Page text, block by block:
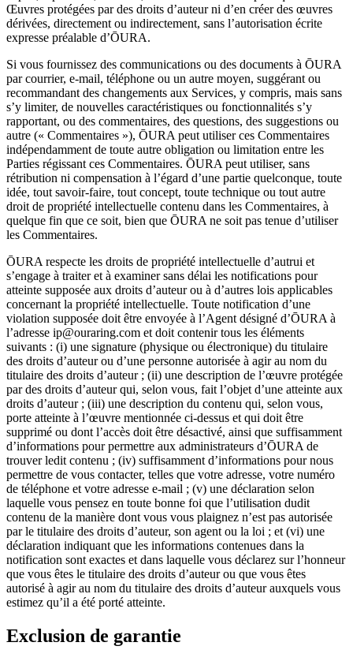
Œuvres protégées par des droits d’auteur ni d’en créer des œuvres
dérivées, directement ou indirectement, sans l’autorisation écrite
expresse préalable d’ŌURA.
Si vous fournissez des communications ou des documents à ŌURA
par courrier, e-mail, téléphone ou un autre moyen, suggérant ou
recommandant des changements aux Services, y compris, mais sans
s’y limiter, de nouvelles caractéristiques ou fonctionnalités s’y
rapportant, ou des commentaires, des questions, des suggestions ou
autre (« Commentaires »), ŌURA peut utiliser ces Commentaires
indépendamment de toute autre obligation ou limitation entre les
Parties régissant ces Commentaires. ŌURA peut utiliser, sans
rétribution ni compensation à l’égard d’une partie quelconque, toute
idée, tout savoir-faire, tout concept, toute technique ou tout autre
droit de propriété intellectuelle contenu dans les Commentaires, à
quelque fin que ce soit, bien que ŌURA ne soit pas tenue d’utiliser
les Commentaires.
ŌURA respecte les droits de propriété intellectuelle d’autrui et
s’engage à traiter et à examiner sans délai les notifications pour
atteinte supposée aux droits d’auteur ou à d’autres lois applicables
concernant la propriété intellectuelle. Toute notification d’une
violation supposée doit être envoyée à l’Agent désigné d’ŌURA à
l’adresse ip@ouraring.com et doit contenir tous les éléments
suivants : (i) une signature (physique ou électronique) du titulaire
des droits d’auteur ou d’une personne autorisée à agir au nom du
titulaire des droits d’auteur ; (ii) une description de l’œuvre protégée
par des droits d’auteur qui, selon vous, fait l’objet d’une atteinte aux
droits d’auteur ; (iii) une description du contenu qui, selon vous,
porte atteinte à l’œuvre mentionnée ci-dessus et qui doit être
supprimé ou dont l’accès doit être désactivé, ainsi que suffisamment
d’informations pour permettre aux administrateurs d’ŌURA de
trouver ledit contenu ; (iv) suffisamment d’informations pour nous
permettre de vous contacter, telles que votre adresse, votre numéro
de téléphone et votre adresse e-mail ; (v) une déclaration selon
laquelle vous pensez en toute bonne foi que l’utilisation dudit
contenu de la manière dont vous vous plaignez n’est pas autorisée
par le titulaire des droits d’auteur, son agent ou la loi ; et (vi) une
déclaration indiquant que les informations contenues dans la
notification sont exactes et dans laquelle vous déclarez sur l’honneur
que vous êtes le titulaire des droits d’auteur ou que vous êtes
autorisé à agir au nom du titulaire des droits d’auteur auxquels vous
estimez qu’il a été porté atteinte.
Exclusion de garantie